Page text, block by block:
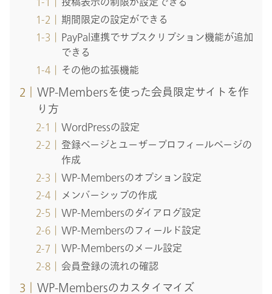
投稿表示の制限が設定できる
期間限定の設定ができる
PayPal連携でサブスクリプション機能が追加
できる
その他の拡張機能
WP-Membersを使った会員限定サイトを作
り方
WordPressの設定
登録ページとユーザープロフィールページの
作成
WP-Membersのオプション設定
メンバーシップの作成
WP-Membersのダイアログ設定
WP-Membersのフィールド設定
WP-Membersのメール設定
会員登録の流れの確認
WP-Membersのカスタイマイズ